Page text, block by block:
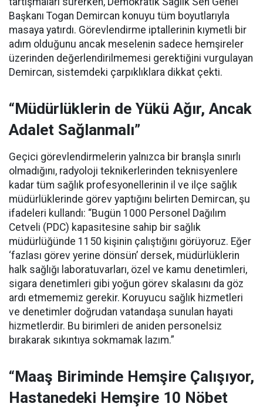
Başkanı Togan Demircan konuyu tüm boyutlarıyla
masaya yatırdı. Görevlendirme iptallerinin kıymetli bir
adım olduğunu ancak meselenin sadece hemşireler
üzerinden değerlendirilmemesi gerektiğini vurgulayan
Demircan, sistemdeki çarpıklıklara dikkat çekti.
“Müdürlüklerin de Yükü Ağır, Ancak
Adalet Sağlanmalı”
Geçici görevlendirmelerin yalnızca bir branşla sınırlı
olmadığını, radyoloji teknikerlerinden teknisyenlere
kadar tüm sağlık profesyonellerinin il ve ilçe sağlık
müdürlüklerinde görev yaptığını belirten Demircan, şu
ifadeleri kullandı: “Bugün 1000 Personel Dağılım
Cetveli (PDC) kapasitesine sahip bir sağlık
müdürlüğünde 1150 kişinin çalıştığını görüyoruz. Eğer
‘fazlası görev yerine dönsün’ dersek, müdürlüklerin
halk sağlığı laboratuvarları, özel ve kamu denetimleri,
sigara denetimleri gibi yoğun görev skalasını da göz
ardı etmememiz gerekir. Koruyucu sağlık hizmetleri
ve denetimler doğrudan vatandaşa sunulan hayati
hizmetlerdir. Bu birimleri de aniden personelsiz
bırakarak sıkıntıya sokmamak lazım.”
“Maaş Biriminde Hemşire Çalışıyor,
Hastanedeki Hemşire 10 Nöbet